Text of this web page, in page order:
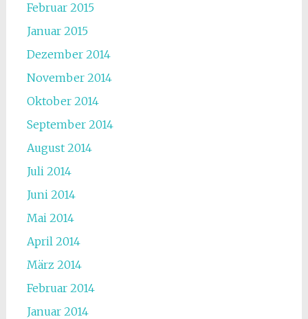
Februar 2015
Januar 2015
Dezember 2014
November 2014
Oktober 2014
September 2014
August 2014
Juli 2014
Juni 2014
Mai 2014
April 2014
März 2014
Februar 2014
Januar 2014